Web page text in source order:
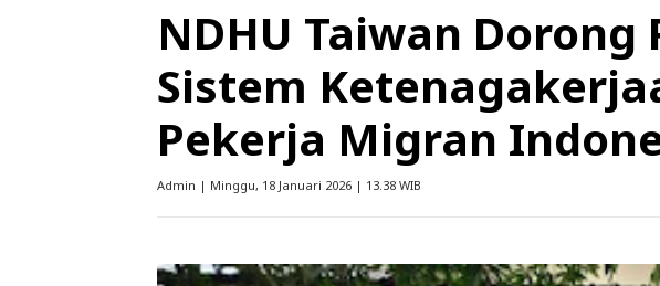
NDHU Taiwan Dorong
Sistem
Pekerja Migran
Admin | Minggu, 18 Januari 2026 | 13.38 WIB